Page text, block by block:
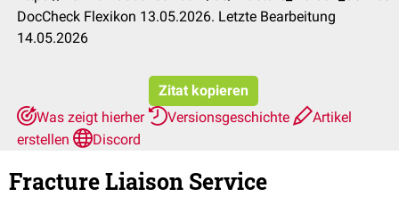
DocCheck Flexikon 13.05.2026. Letzte Bearbeitung
14.05.2026
Zitat kopieren
Was zeigt hierher
Versionsgeschichte
Artikel
erstellen
Discord
Fracture Liaison Service